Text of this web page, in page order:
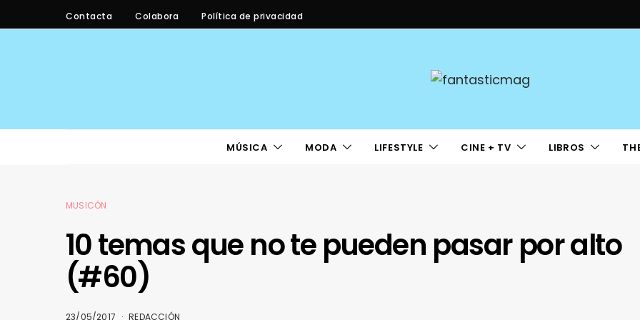
Contacta Colabora Política de privacidad
MÚSICA MODA LIFESTYLE CINE + TV LIBROS
MUSICÓN
10 temas que no te pueden pasar por alto
(#60)
23/05/2017 REDACCIÓN